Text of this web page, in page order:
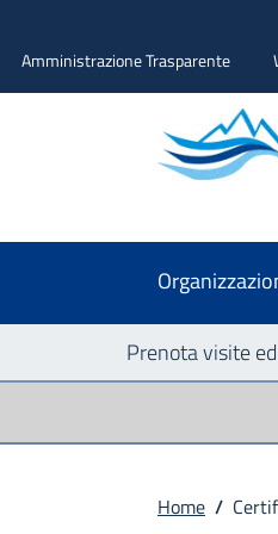
Amministrazione Trasparente
Prenota visite
Home /